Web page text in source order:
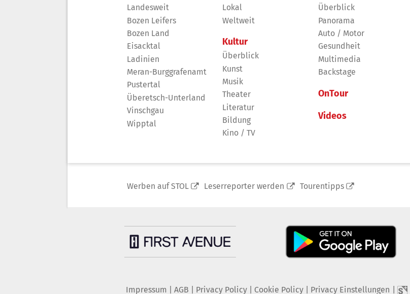
Landesweit
Bozen Leifers
Bozen Land
Eisacktal
Ladinien
Meran-Burggrafenamt
Pustertal
Überetsch-Unterland
Vinschgau
Wipptal
Lokal
Weltweit
Kultur
Überblick
Kunst
Musik
Theater
Literatur
Bildung
Kino / TV
Überblick
Panorama
Auto / Motor
Gesundheit
Multimedia
Backstage
OnTour
Videos
Werben auf STOL Leserreporter werden Tourentipps
Impressum AGB Privacy Policy| Cookie Policy| Privacy Einstellungen